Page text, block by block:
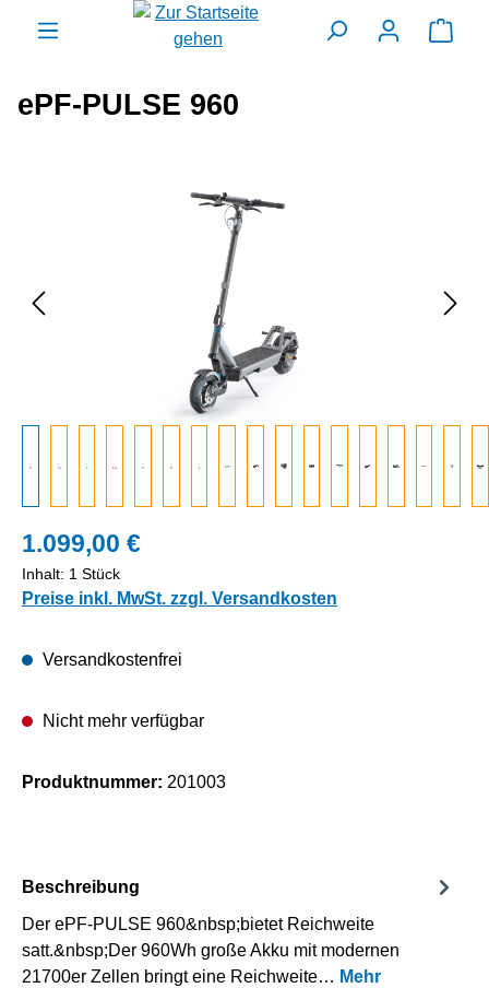
springen
ePF-PULSE 960
Bildergalerie überspringen
1.099,00 €
Inhalt: 1 Stück
Preise inkl. MwSt. zzgl. Versandkosten
Versandkostenfrei
Nicht mehr verfügbar
Produktnummer: 201003
Beschreibung
Der ePF-PULSE 960&nbsp;bietet Reichweite
satt.&nbsp;Der 960Wh große Akku mit modernen
21700er Zellen bringt eine Reichweite… Mehr